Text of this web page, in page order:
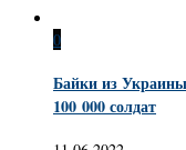
0
Байки из
100 000 солдат